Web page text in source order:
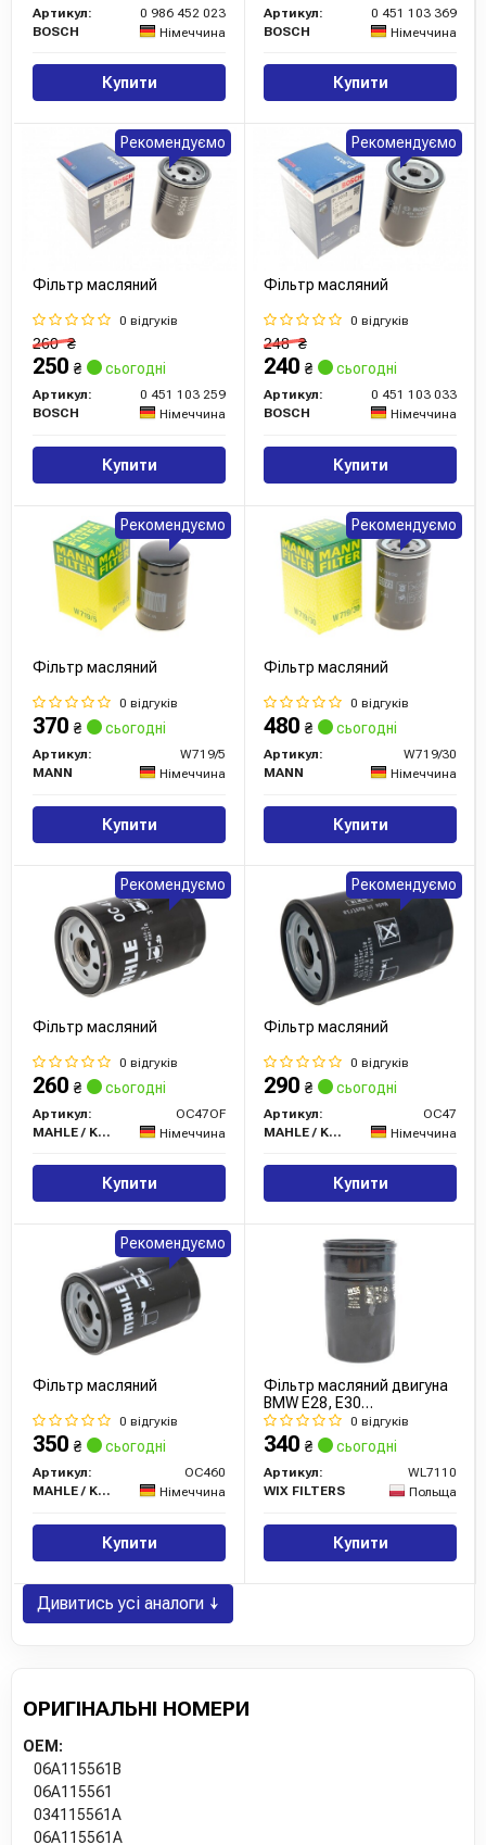
Артикул:
0 986 452 023
BOSCH
Німеччина
Купити
Артикул:
0 451 103 369
BOSCH
Німеччина
Купити
Фільтр масляний
0 відгуків
260₴
250 ₴ сьогодні
Артикул:
0 451 103 259
BOSCH
Німеччина
Купити
Рекомендуємо
Фільтр масляний
0 відгуків
248₴
240 ₴ сьогодні
Артикул:
0 451 103 033
BOSCH
Німеччина
Купити
Рекомендуємо
Фільтр масляний
0 відгуків
370 ₴ сьогодні
Артикул:
W719/5
MANN
Німеччина
Купити
Рекомендуємо
Фільтр масляний
0 відгуків
480 ₴ сьогодні
Артикул:
W719/30
MANN
Німеччина
Купити
Рекомендуємо
Фільтр масляний
0 відгуків
260 ₴ сьогодні
Артикул:
OC47OF
MAHLE / KNECHT
Німеччина
Купити
Рекомендуємо
Фільтр масляний
0 відгуків
290 ₴ сьогодні
Артикул:
OC47
MAHLE / KNECHT
Німеччина
Купити
Рекомендуємо
Фільтр масляний
0 відгуків
350 ₴ сьогодні
Артикул:
OC460
MAHLE / KNECHT
Німеччина
Купити
Рекомендуємо
Фільтр масляний двигуна
BMW E28, E30
WL7110/OP559 (вир-во
WIX-FILTERS)
0 відгуків
340 ₴ сьогодні
Артикул:
WL7110
WIX FILTERS
Польща
Купити
Дивитись усі аналоги ↓
ОРИГІНАЛЬНІ НОМЕРИ
OEM:
06A115561B
06A115561
034115561A
06A115561A